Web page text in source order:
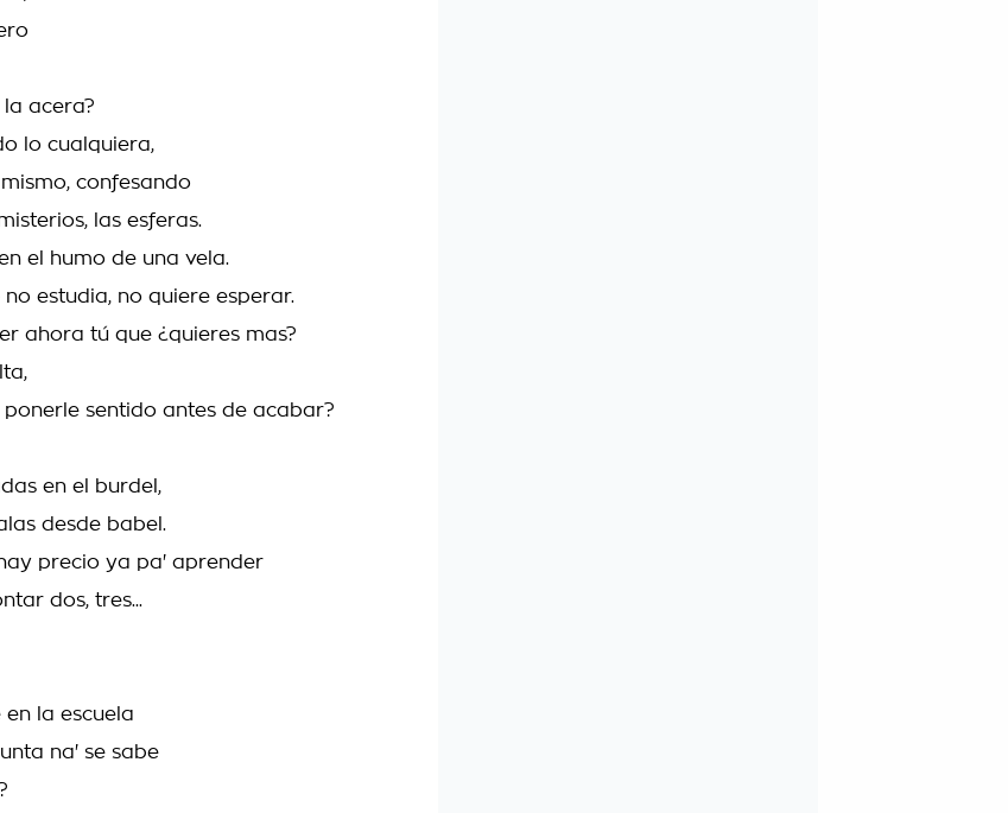
acera?
lo cualquiera,
confesando
las esferas.
el humo de una vela.
estudia, no quiere esperar.
ahora tú que ¿quieres mas?
sentido antes de acabar?
en el burdel,
desde babel.
precio ya pa' aprender
dos, tres...
en la escuela
na' se sabe